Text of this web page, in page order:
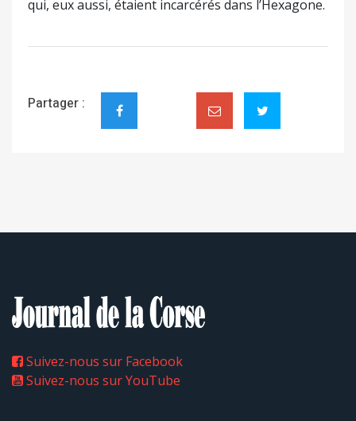
Suivez-nous sur Facebook
Suivez-nous sur YouTube
2 rue Sebastiani
HORAIRES
LUNDI-MARDI-JEUDI :
MERCREDI :